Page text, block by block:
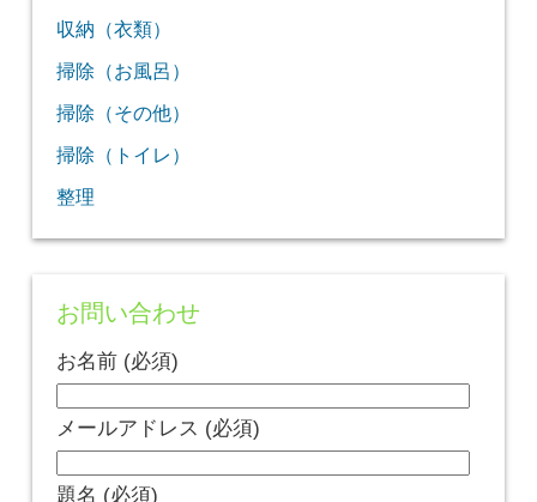
収納（衣類）
掃除（お風呂）
掃除（その他）
掃除（トイレ）
整理
お問い合わせ
お名前 (必須)
メールアドレス (必須)
題名 (必須)